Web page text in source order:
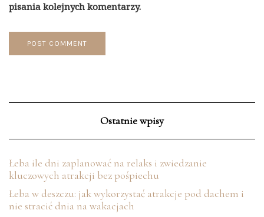
pisania kolejnych komentarzy.
Ostatnie wpisy
Łeba ile dni zaplanować na relaks i zwiedzanie
kluczowych atrakcji bez pośpiechu
Łeba w deszczu: jak wykorzystać atrakcje pod dachem i
nie stracić dnia na wakacjach